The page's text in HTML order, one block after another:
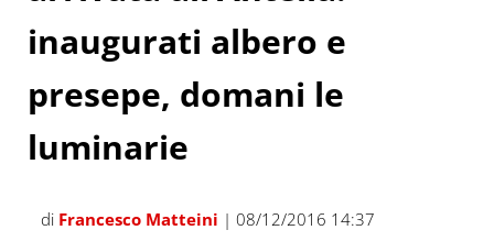
inaugurati albero e
presepe, domani le
luminarie
di Francesco Matteini | 08/12/2016 14:37